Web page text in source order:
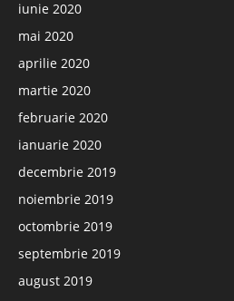
iunie 2020
mai 2020
aprilie 2020
martie 2020
februarie 2020
ianuarie 2020
decembrie 2019
noiembrie 2019
octombrie 2019
septembrie 2019
august 2019